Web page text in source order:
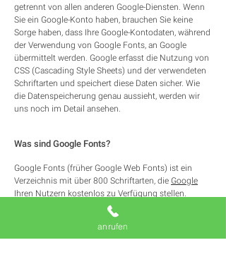
getrennt von allen anderen Google-Diensten. Wenn
Sie ein Google-Konto haben, brauchen Sie keine
Sorge haben, dass Ihre Google-Kontodaten, während
der Verwendung von Google Fonts, an Google
übermittelt werden. Google erfasst die Nutzung von
CSS (Cascading Style Sheets) und der verwendeten
Schriftarten und speichert diese Daten sicher. Wie
die Datenspeicherung genau aussieht, werden wir
uns noch im Detail ansehen.
Was sind Google Fonts?
Google Fonts (früher Google Web Fonts) ist ein
Verzeichnis mit über 800 Schriftarten, die Google
Ihren Nutzern kostenlos zu Verfügung stellen.
Viele dieser Schriftarten sind unter der SIL Open Font
License veröffentlicht, während andere unter der
anrufen